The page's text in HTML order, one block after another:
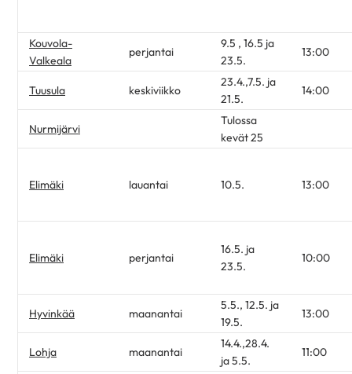
Kouvola-
Valkeala
perjantai
9.5 , 16.5 ja
23.5.
13:00
Tuusula keskiviikko
23.4.,7.5. ja
21.5.
14:00
Nurmijärvi
Tulossa
kevät 25
Elimäki lauantai 10.5. 13:00
Elimäki perjantai
16.5. ja
23.5.
10:00
Hyvinkää maanantai
5.5., 12.5. ja
19.5.
13:00
Lohja maanantai
14.4.,28.4.
ja 5.5.
11:00